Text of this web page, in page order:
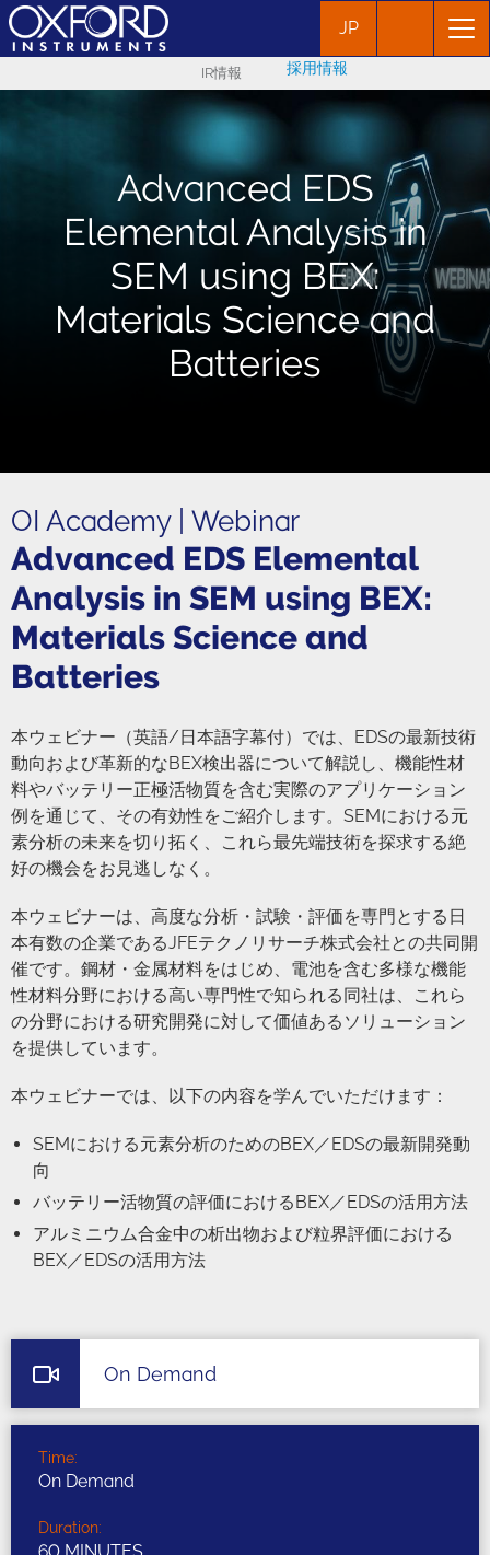
JP
IR情報 採用情報
Advanced EDS
Elemental Analysis in
SEM using BEX:
Materials Science and
Batteries
OI Academy | Webinar
Advanced EDS Elemental
Analysis in SEM using BEX:
Materials Science and
Batteries
本ウェビナー（英語/日本語字幕付）では、EDSの最新技術
動向および革新的なBEX検出器について解説し、機能性材
料やバッテリー正極活物質を含む実際のアプリケーション
例を通じて、その有効性をご紹介します。SEMにおける元
素分析の未来を切り拓く、これら最先端技術を探求する絶
好の機会をお見逃しなく。
本ウェビナーは、高度な分析・試験・評価を専門とする日
本有数の企業であるJFEテクノリサーチ株式会社との共同開
催です。鋼材・金属材料をはじめ、電池を含む多様な機能
性材料分野における高い専門性で知られる同社は、これら
の分野における研究開発に対して価値あるソリューション
を提供しています。
本ウェビナーでは、以下の内容を学んでいただけます：
SEMにおける元素分析のためのBEX／EDSの最新開発動
向
バッテリー活物質の評価におけるBEX／EDSの活用方法
アルミニウム合金中の析出物および粒界評価における
BEX／EDSの活用方法
On Demand
Time:
On Demand
Duration: